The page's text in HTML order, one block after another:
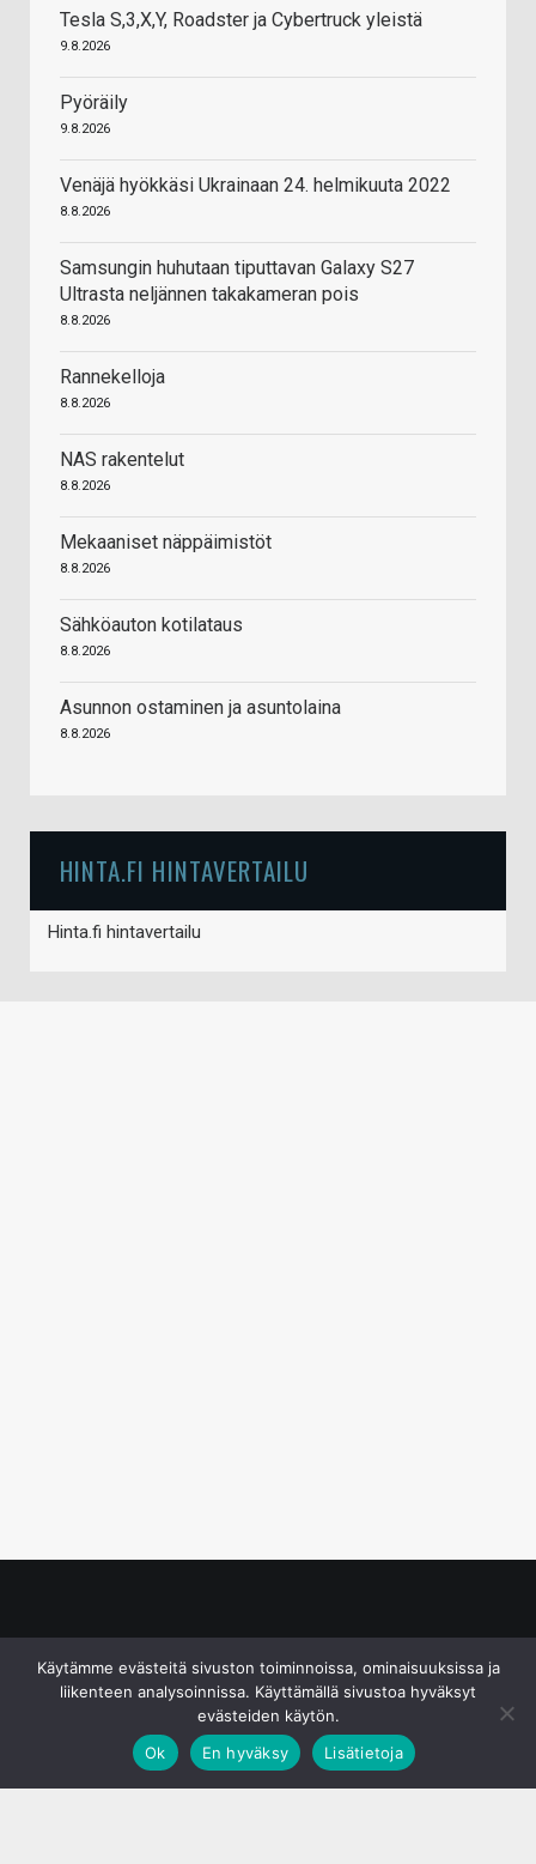
Tesla S,3,X,Y, Roadster ja Cybertruck yleistä
9.8.2026
Pyöräily
9.8.2026
Venäjä hyökkäsi Ukrainaan 24. helmikuuta 2022
8.8.2026
Samsungin huhutaan tiputtavan Galaxy S27
Ultrasta neljännen takakameran pois
8.8.2026
Rannekelloja
8.8.2026
NAS rakentelut
8.8.2026
Mekaaniset näppäimistöt
8.8.2026
Sähköauton kotilataus
8.8.2026
Asunnon ostaminen ja asuntolaina
8.8.2026
HINTA.FI HINTAVERTAILU
Hinta.fi hintavertailu
Käytämme evästeitä sivuston toiminnoissa, ominaisuuksissa ja
liikenteen analysoinnissa. Käyttämällä sivustoa hyväksyt
evästeiden käytön.
Ok
En hyväksy Lisätietoja